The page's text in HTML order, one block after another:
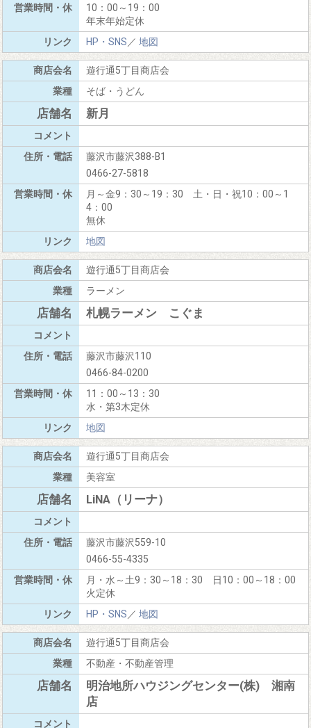
10：00～19：00
年末年始定休
HP・SNS／ 地図
遊行通5丁目商店会
そば・うどん
新月
藤沢市藤沢388-B1
0466-27-5818
月～金9：30～19：30 土・日・祝10：00～1
4：00
無休
地図
遊行通5丁目商店会
ラーメン
札幌ラーメン こぐま
藤沢市藤沢110
0466-84-0200
11：00～13：30
水・第3木定休
地図
遊行通5丁目商店会
美容室
LiNA（リーナ）
藤沢市藤沢559-10
0466-55-4335
月・水～土9：30～18：30 日10：00～18：00
火定休
HP・SNS／ 地図
遊行通5丁目商店会
不動産・不動産管理
明治地所ハウジングセンター(株) 湘南
店